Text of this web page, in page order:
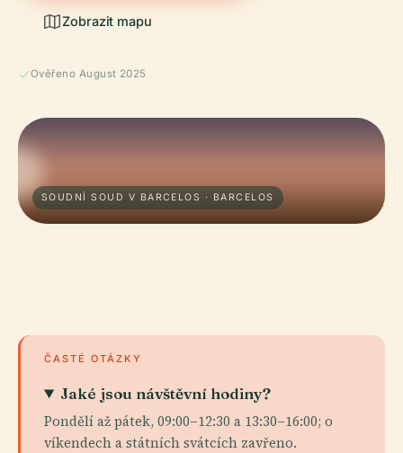
Zobrazit mapu
Ověřeno August 2025
SOUDNÍ SOUD V BARCELOS · BARCELOS
ČASTÉ OTÁZKY
Jaké jsou návštěvní hodiny?
Pondělí až pátek, 09:00–12:30 a 13:30–16:00; o
víkendech a státních svátcích zavřeno.